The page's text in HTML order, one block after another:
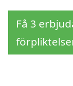
Få 3